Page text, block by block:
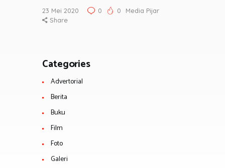
23 Mei 2020 0 0
Media Pijar
Share
Categories
Advertorial
Berita
Buku
Film
Foto
Galeri